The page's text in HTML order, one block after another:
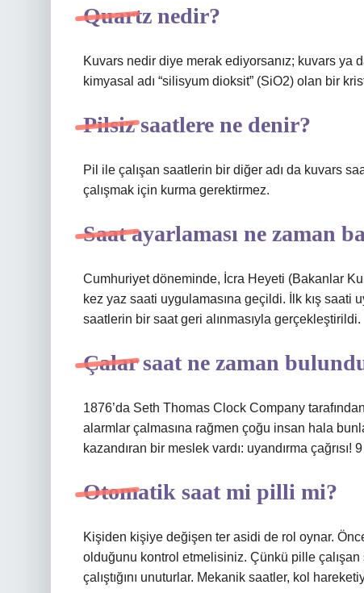
Quartz nedir?
Kuvars nedir diye merak ediyorsanız; kuvars ya
kimyasal adı “silisyum dioksit” (SiO2) olan bir
Pilsiz saatlere ne denir?
Pil ile çalışan saatlerin bir diğer adı da kuvars
çalışmak için kurma gerektirmez.
Saat ayarlaması ne zaman
Cumhuriyet döneminde, İcra Heyeti (Bakanlar
kez yaz saati uygulamasına geçildi. İlk kış saati
saatlerin bir saat geri alınmasıyla gerçekleştirildi.
Çalar saat ne zaman
1876’da Seth Thomas Clock Company
alarmlar çalmasına rağmen çoğu insan hala
kazandıran bir meslek vardı: uyandırma çağrısı!
Otomatik saat mi pilli mi?
Kişiden kişiye değişen ter asidi de rol oynar.
olduğunu kontrol etmelisiniz. Çünkü pille çalışan
çalıştığını unuturlar. Mekanik saatler, kol